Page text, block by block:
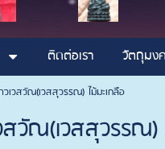
ติดต่อเรา วัตถุมง
วเวสวัณ(เวสสุวรรณ) ไม้มะเกลือ
สวัณ(เวสสุวรรณ)